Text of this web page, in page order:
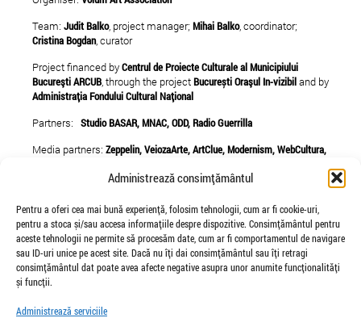
Administrează consimțământul
Pentru a oferi cea mai bună experiență, folosim tehnologii, cum ar fi cookie-uri,
pentru a stoca și/sau accesa informațiile despre dispozitive. Consimțământul pentru
aceste tehnologii ne permite să procesăm date, cum ar fi comportamentul de navigare
sau ID-uri unice pe acest site. Dacă nu îți dai consimțământul sau îți retragi
consimțământul dat poate avea afecte negative asupra unor anumite funcționalități
și funcții.
Administrează serviciile
Team: Judit Balko, project manager; Mihai Balko, coordinator;
Cristina Bogdan, curator
Project financed byCentrul de Proiecte Culturale al Municipiului
Bucureşti ARCUB , through the projectBucurești Oraşul In-vizibiland by
Administrația Fondului Cultural Național
Partners: Studio BASAR, MNAC, ODD, Radio Guerrilla
Media partners: Zeppelin, VeiozaArte, ArtClue, Modernism, WebCultura,
The project doesn’t necessarily represent the position of
Administrația Fondului Cultural Național. AFCN in not responsible
of the content of the project or the manner in which the results of
the project can be used. These are the full responsibility of the
recipient of the funding.